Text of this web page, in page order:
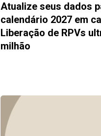
Atualize seus dados
calendário 2027 em
Liberação de RPVs
milhão